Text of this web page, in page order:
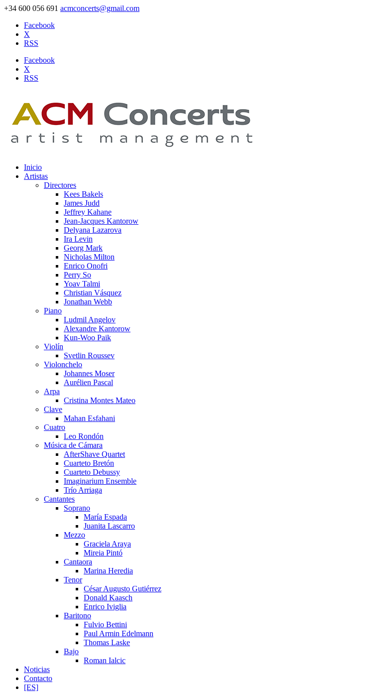
+34 600 056 691 acmconcerts@gmail.com
Facebook
X
RSS
Facebook
X
RSS
Inicio
Artistas
Directores
Kees Bakels
James Judd
Jeffrey Kahane
Jean-Jacques Kantorow
Delyana Lazarova
Ira Levin
Georg Mark
Nicholas Milton
Enrico Onofri
Perry So
Yoav Talmi
Christian Vásquez
Jonathan Webb
Piano
Ludmil Angelov
Alexandre Kantorow
Kun-Woo Paik
Violín
Svetlin Roussev
Violonchelo
Johannes Moser
Aurélien Pascal
Arpa
Cristina Montes Mateo
Clave
Mahan Esfahani
Cuatro
Leo Rondón
Música de Cámara
AfterShave Quartet
Cuarteto Bretón
Cuarteto Debussy
Imaginarium Ensemble
Trío Arriaga
Cantantes
Soprano
María Espada
Juanita Lascarro
Mezzo
Graciela Araya
Mireia Pintó
Cantaora
Marina Heredia
Tenor
César Augusto Gutiérrez
Donald Kaasch
Enrico Iviglia
Baritono
Fulvio Bettini
Paul Armin Edelmann
Thomas Laske
Bajo
Roman Ialcic
Noticias
Contacto
[ES]